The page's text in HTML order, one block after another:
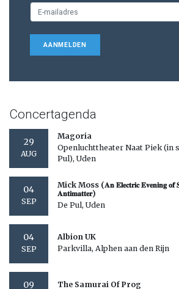
AANMELDEN
Concertagenda
29
AUG
Magoria
Openluchttheater Naat Piek (in
Pul), Uden
04
SEP
Mick Moss (𝐀𝐧 𝐄𝐥𝐞𝐜𝐭𝐫𝐢𝐜 𝐄𝐯𝐞𝐧𝐢𝐧𝐠 𝐨𝐟
𝐀𝐧𝐭𝐢𝐦𝐚𝐭𝐭𝐞𝐫)
De Pul, Uden
04
SEP
Albion UK
Parkvilla, Alphen aan den Rijn
09
The Samurai Of Prog